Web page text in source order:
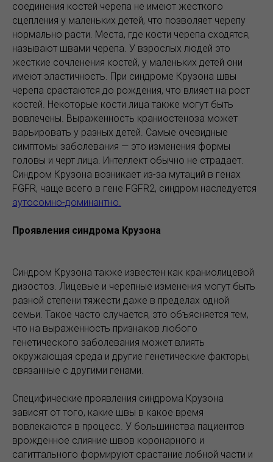
соединения костей черепа не имеют жесткого
сцепления у маленьких детей, что позволяет черепу
нормально расти. Места, где кости черепа сходятся,
называют швами черепа. У взрослых людей это
жесткие сочленения костей, у маленьких детей они
имеют эластичность. При синдроме Крузона швы
черепа срастаются до рождения, что влияет на рост
костей. Некоторые кости лица также могут быть
вовлечены. Выраженность краниостеноза может
варьировать у разных детей. Самые очевидные
симптомы заболевания — это изменения формы
головы и черт лица. Интеллект обычно не страдает.
Синдром Крузона возникает из-за мутаций в генах
FGFR, чаще всего в гене FGFR2, синдром наследуется
аутосомно-доминантно.
Проявления синдрома Крузона
Синдром Крузона также известен как краниолицевой
дизостоз. Лицевые и черепные изменения могут быть
разной степени тяжести даже в пределах одной
семьи. Такое часто случается, это объясняется тем,
что на выраженность признаков любого
генетического заболевания может влиять
окружающая среда и другие генетические факторы,
связанные с другими генами.
Специфические проявления синдрома Крузона
зависят от того, какие швы в какое время
вовлекаются в процесс. У большинства пациентов
врожденное слияние швов коронарного и
сагиттального формируют срастание лобной части и